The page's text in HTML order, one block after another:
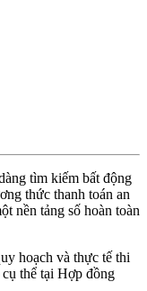
tìm kiếm bất động
thức thanh toán an
nền tảng số hoàn toàn
hoạch và thực tế thi
thể tại Hợp đồng